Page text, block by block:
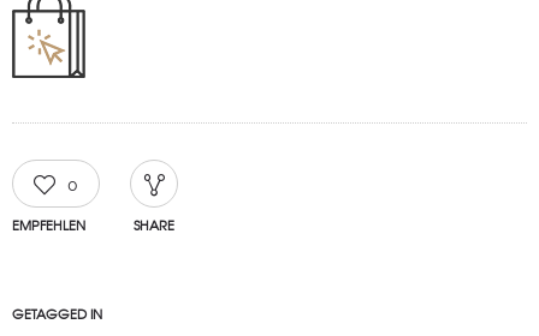
0
EMPFEHLEN SHARE
GETAGGED IN